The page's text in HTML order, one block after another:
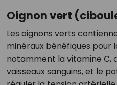
Oignon vert
Les oignons verts
minéraux bénéfiques pour
notamment la vitamine C,
vaisseaux sanguins, et le